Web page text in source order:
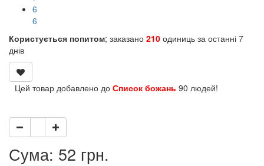
5
5
Користується попитом; заказано 210 одиниць за останні 7
днів
Цей товар добавлено до Список божань 90 людей!
Сума: 52 грн.